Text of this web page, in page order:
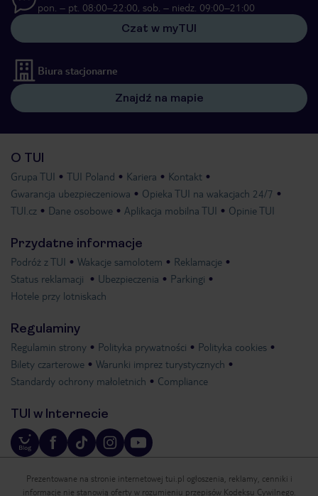
pon. – pt. 08:00–22:00, sob. – niedz. 09:00–21:00
Czat w myTUI
Biura stacjonarne
Znajdź na mapie
O TUI
Grupa TUI TUI Poland Kariera
Kontakt
Gwarancja ubezpieczeniowa
Opieka TUI na wakacjach 24/7
TUI.cz
Dane osobowe Aplikacja mobilna TUI Opinie TUI
Przydatne informacje
Podróż z TUI Wakacje samolotem
Reklamacje
Status reklamacji
Ubezpieczenia
Parkingi
Hotele przy lotniskach
Regulaminy
Regulamin strony Polityka prywatności
Polityka cookies
Bilety czarterowe
Warunki imprez turystycznych
Standardy ochrony małoletnich
Compliance
TUI w Internecie
Prezentowane na stronie internetowej tui.pl ogłoszenia, reklamy, cenniki i
informacje nie stanowią oferty w rozumieniu przepisów Kodeksu Cywilnego.